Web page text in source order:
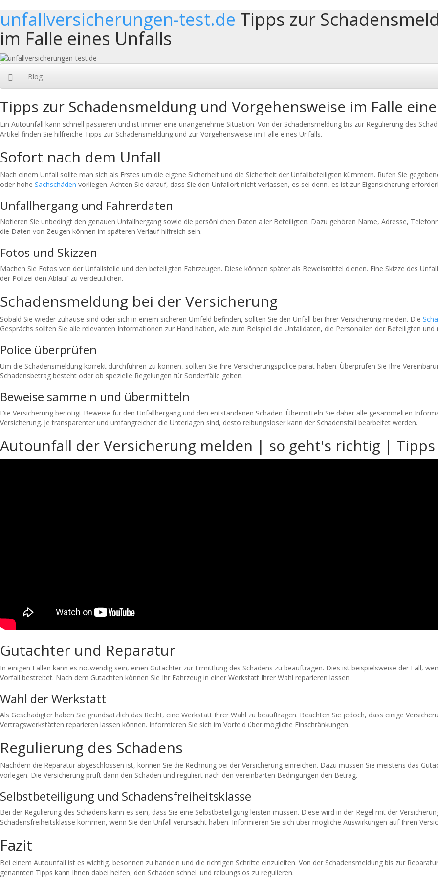
unfallversicherungen-test.de Tipps zur
im Falle eines Unfalls
Blog
Tipps zur Schadensmeldung und Vorgehensweise im Falle
Ein Autounfall kann schnell passieren und ist immer eine unangenehme Situation. Von der Schadensmeldung bis zur Regulierung des
Artikel finden Sie hilfreiche Tipps zur Schadensmeldung und zur Vorgehensweise im Falle eines Unfalls.
Sofort nach dem Unfall
Nach einem Unfall sollte man sich als Erstes um die eigene Sicherheit und die Sicherheit der Unfallbeteiligten kümmern. Rufen Sie
oder hohe Sachschäden vorliegen. Achten Sie darauf, dass Sie den Unfallort nicht verlassen, es sei denn, es ist zur Eigensicherung
Unfallhergang und Fahrerdaten
Notieren Sie unbedingt den genauen Unfallhergang sowie die persönlichen Daten aller Beteiligten. Dazu gehören Name, Adresse,
die Daten von Zeugen können im späteren Verlauf hilfreich sein.
Fotos und Skizzen
Machen Sie Fotos von der Unfallstelle und den beteiligten Fahrzeugen. Diese können später als Beweismittel dienen. Eine Skizze des
der Polizei den Ablauf zu verdeutlichen.
Schadensmeldung bei der Versicherung
Sobald Sie wieder zuhause sind oder sich in einem sicheren Umfeld befinden, sollten Sie den Unfall bei Ihrer Versicherung melden. Die
Gesprächs sollten Sie alle relevanten Informationen zur Hand haben, wie zum Beispiel die Unfalldaten, die Personalien der Beteiligten und
Police überprüfen
Um die Schadensmeldung korrekt durchführen zu können, sollten Sie Ihre Versicherungspolice parat haben. Überprüfen Sie Ihre
Schadensbetrag besteht oder ob spezielle Regelungen für Sonderfälle gelten.
Beweise sammeln und übermitteln
Die Versicherung benötigt Beweise für den Unfallhergang und den entstandenen Schaden. Übermitteln Sie daher alle gesammelten
Versicherung. Je transparenter und umfangreicher die Unterlagen sind, desto reibungsloser kann der Schadensfall bearbeitet werden.
Autounfall der Versicherung melden | so geht's richtig | Tipps
Gutachter und Reparatur
In einigen Fällen kann es notwendig sein, einen Gutachter zur Ermittlung des Schadens zu beauftragen. Dies ist beispielsweise der Fall,
Vorfall bestreitet. Nach dem Gutachten können Sie Ihr Fahrzeug in einer Werkstatt Ihrer Wahl reparieren lassen.
Wahl der Werkstatt
Als Geschädigter haben Sie grundsätzlich das Recht, eine Werkstatt Ihrer Wahl zu beauftragen. Beachten Sie jedoch, dass einige
Vertragswerkstätten reparieren lassen können. Informieren Sie sich im Vorfeld über mögliche Einschränkungen.
Regulierung des Schadens
Nachdem die Reparatur abgeschlossen ist, können Sie die Rechnung bei der Versicherung einreichen. Dazu müssen Sie meistens das
vorlegen. Die Versicherung prüft dann den Schaden und reguliert nach den vereinbarten Bedingungen den Betrag.
Selbstbeteiligung und Schadensfreiheitsklasse
Bei der Regulierung des Schadens kann es sein, dass Sie eine Selbstbeteiligung leisten müssen. Diese wird in der Regel mit der
Schadensfreiheitsklasse kommen, wenn Sie den Unfall verursacht haben. Informieren Sie sich über mögliche Auswirkungen auf Ihren
Fazit
Bei einem Autounfall ist es wichtig, besonnen zu handeln und die richtigen Schritte einzuleiten. Von der Schadensmeldung bis zur
genannten Tipps kann Ihnen dabei helfen, den Schaden schnell und reibungslos zu regulieren.